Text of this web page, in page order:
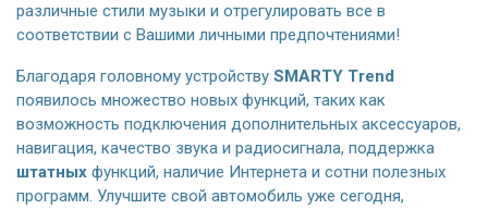
различные стили музыки и отрегулировать все в
соответствии с Вашими личными предпочтениями!
Благодаря головному устройству SMARTY Trend
появилось множество новых функций, таких как
возможность подключения дополнительных аксессуаров,
навигация, качество звука и радиосигнала, поддержка
штатных функций, наличие Интернета и сотни полезных
программ. Улучшите свой автомобиль уже сегодня,